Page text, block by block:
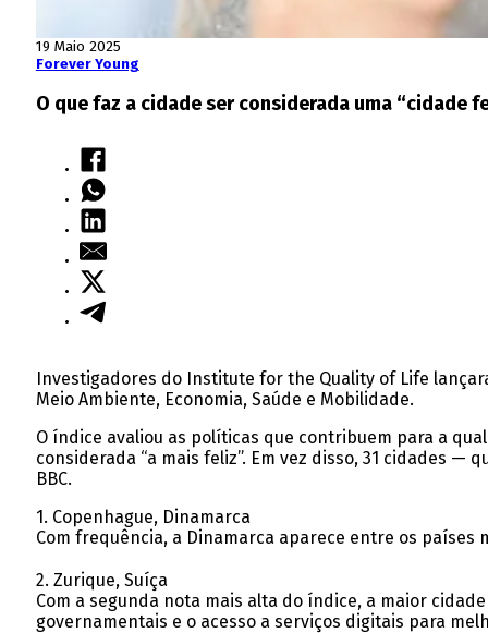
19 Maio 2025
Forever Young
O que faz a cidade ser considerada uma “cidade
Investigadores do Institute for the Quality of Life
Meio Ambiente, Economia, Saúde e Mobilidade.
O índice avaliou as políticas que contribuem para a
considerada “a mais feliz”. Em vez disso, 31 cidades
BBC.
1. Copenhague, Dinamarca
Com frequência, a Dinamarca aparece entre os
2. Zurique, Suíça
Com a segunda nota mais alta do índice, a maior
governamentais e o acesso a serviços digitais para